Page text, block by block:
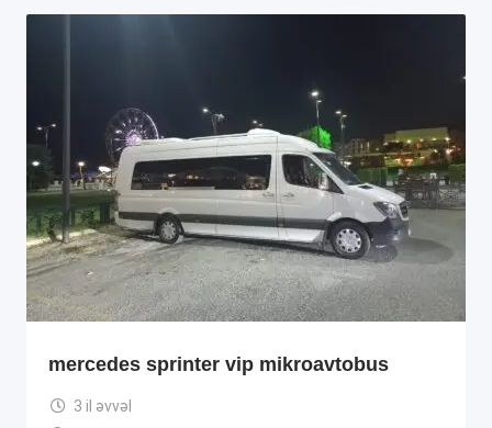
mercedes sprinter vip mikroavtobus
3 il əvvəl